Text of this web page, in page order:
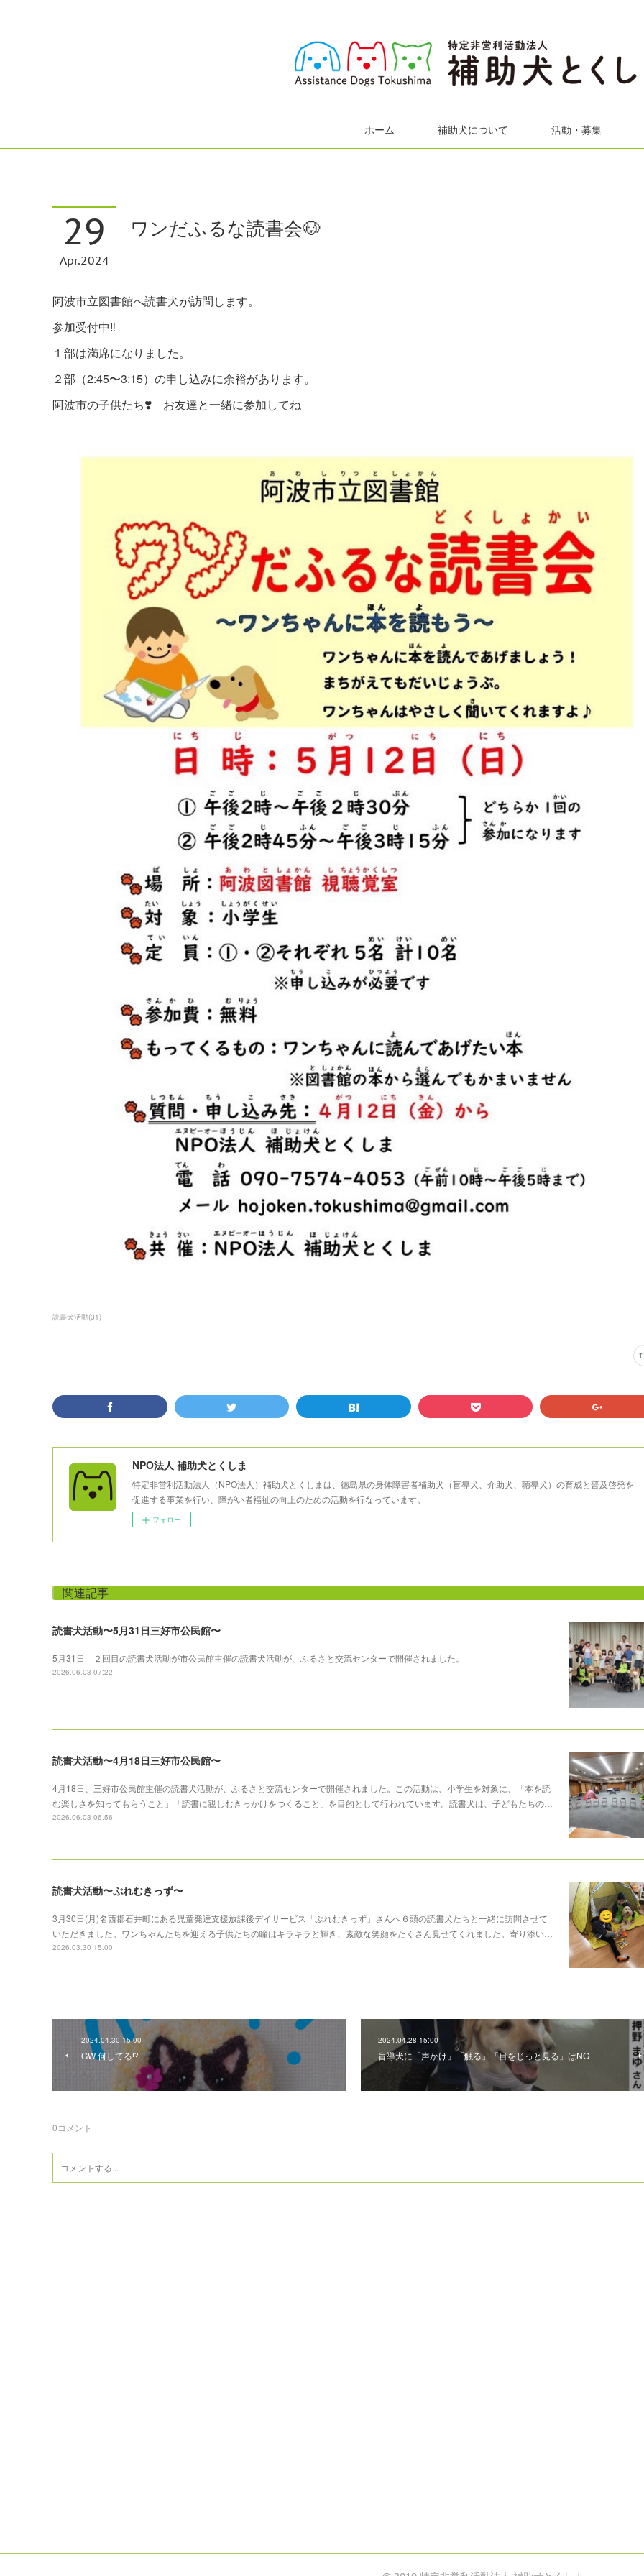
ホーム 補助犬について 活動・募集
29
Apr 2024
ワンだふるな読書会🐶
阿波市立図書館へ読書犬が訪問します。
参加受付中‼️
１部は満席になりました。
２部（2:45〜3:15）の申し込みに余裕があります。
阿波市の子供たち❣️ お友達と一緒に参加してね
読書犬活動(31)
NPO法人 補助犬とくしま
特定非営利活動法人（NPO法人）補助犬とくしまは、徳島県の身体障害者補助犬（盲導犬、介助犬、聴導犬）の育成と普及啓発を
促進する事業を行い、障がい者福祉の向上のための活動を行なっています。
フォロー
関連記事
読書犬活動〜5月31日三好市公民館〜
5月31日 ２回目の読書犬活動が市公民館主催の読書犬活動が、ふるさと交流センターで開催されました。
2026.06.03 07:22
読書犬活動〜4月18日三好市公民館〜
4月18日、三好市公民館主催の読書犬活動が、ふるさと交流センターで開催されました。この活動は、小学生を対象に、「本を読
む楽しさを知ってもらうこと」「読書に親しむきっかけをつくること」を目的として行われています。読書犬は、子どもたちの…
2026.06.03 06:56
読書犬活動〜ぷれむきっず〜
3月30日(月)名西郡石井町にある児童発達支援放課後デイサービス「ぷれむきっず」さんへ６頭の読書犬たちと一緒に訪問させて
いただきました。ワンちゃんたちを迎える子供たちの瞳はキラキラと輝き、素敵な笑顔をたくさん見せてくれました。寄り添い…
2026.03.30 15:00
2024.04.30 15:00
GW 何してる⁉️
2024.04.28 15:00
盲導犬に「声かけ」「触る」「目をじっと見る」はNG
0コメント